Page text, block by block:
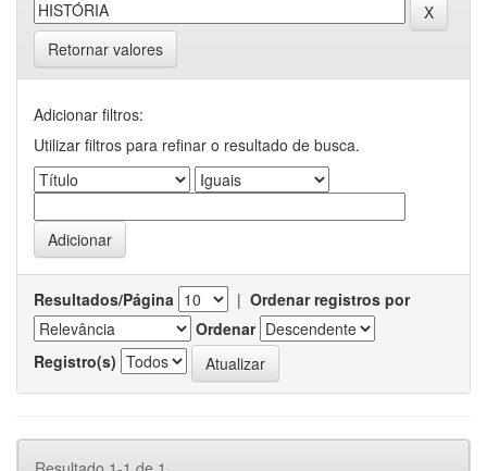
Retornar valores
Adicionar filtros:
Utilizar filtros para refinar o resultado de busca.
Resultados/Página | Ordenar registros por
Ordenar
Registro(s)